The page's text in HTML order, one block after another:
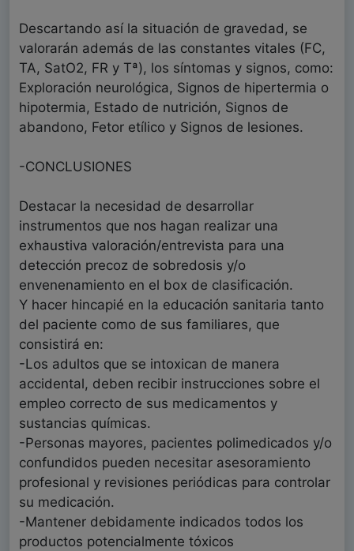
Descartando así la situación de gravedad, se
valorarán además de las constantes vitales (FC,
TA, SatO2, FR y Tª), los síntomas y signos, como:
Exploración neurológica, Signos de hipertermia o
hipotermia, Estado de nutrición, Signos de
abandono, Fetor etílico y Signos de lesiones.
-CONCLUSIONES
Destacar la necesidad de desarrollar
instrumentos que nos hagan realizar una
exhaustiva valoración/entrevista para una
detección precoz de sobredosis y/o
envenenamiento en el box de clasificación.
Y hacer hincapié en la educación sanitaria tanto
del paciente como de sus familiares, que
consistirá en:
-Los adultos que se intoxican de manera
accidental, deben recibir instrucciones sobre el
empleo correcto de sus medicamentos y
sustancias químicas.
-Personas mayores, pacientes polimedicados y/o
confundidos pueden necesitar asesoramiento
profesional y revisiones periódicas para controlar
su medicación.
-Mantener debidamente indicados todos los
productos potencialmente tóxicos